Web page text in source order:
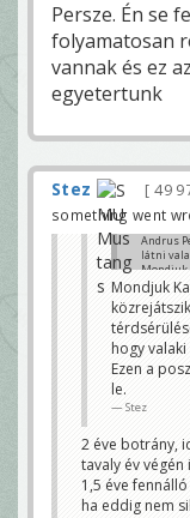
Persze. Én se
folyamatosan
vannak és ez
egyetertunk
Stez 49
something went
Andrus
látni
félek
Toca
Mondjuk
hogy valaki
Ezen a
le.
Stez
2 éve botrány,
tavaly év
1,5 éve
ha eddig nem